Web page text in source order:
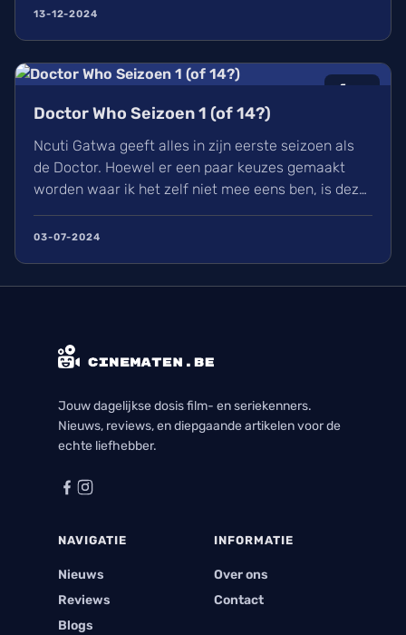
uitlachtelevisie?
13-12-2024
6
Doctor Who Seizoen 1 (of 14?)
Ncuti Gatwa geeft alles in zijn eerste seizoen als
de Doctor. Hoewel er een paar keuzes gemaakt
worden waar ik het zelf niet mee eens ben, is deze
regeneratie van Doctor Who wel een aangename
watch met genoeg in waardoor ik elke aflevering
03-07-2024
Jouw dagelijkse dosis film- en seriekenners.
Nieuws, reviews, en diepgaande artikelen voor de
echte liefhebber.
NAVIGATIE
Nieuws
Reviews
Blogs
INFORMATIE
Over ons
Contact